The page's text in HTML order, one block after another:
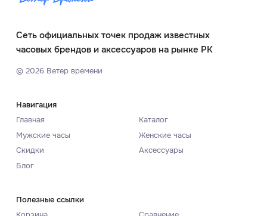
Сеть официальных точек продаж известных
часовых брендов и аксессуаров на рынке РК
© 2026Ветер времени
Навигация
Главная
Каталог
Мужские часы
Женские часы
Скидки
Аксессуары
Блог
Полезные ссылки